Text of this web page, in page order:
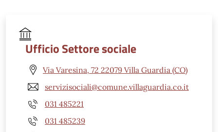
Ufficio Settore sociale
Via Varesina, 72 22079 Villa Guardia (CO)
servizisociali@comune.villaguardia.co.it
031 485221
031 485239